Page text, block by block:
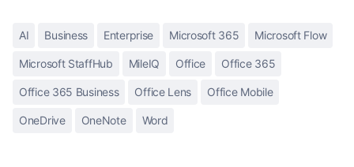
AI Business Enterprise Microsoft 365 Microsoft Flow
Microsoft StaffHub MileIQ Office Office 365
Office 365 Business Office Lens Office Mobile
OneDrive OneNote Word